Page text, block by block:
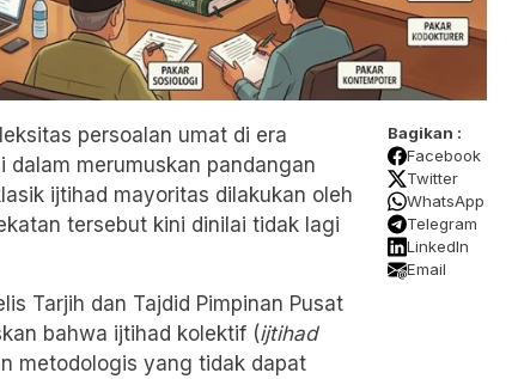
persoalan umat di era
merumuskan pandangan
ijtihad mayoritas dilakukan oleh
tersebut kini dinilai tidak lagi
Tarjih dan Tajdid Pimpinan Pusat
bahwa ijtihad kolektif (ijtihad
metodologis yang tidak dapat
Bagikan :
Facebook
Twitter
WhatsApp
Telegram
LinkedIn
Email